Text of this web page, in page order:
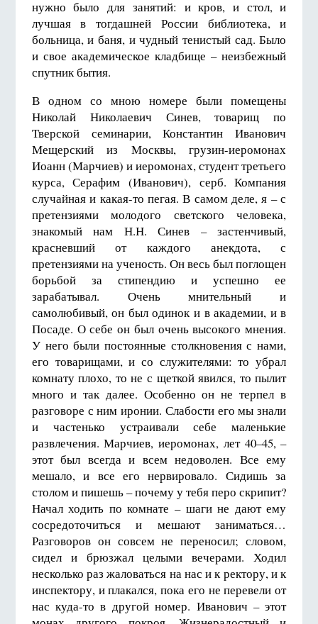
нужно было для занятий: и кров, и стол, и
лучшая в тогдашней России библиотека, и
больница, и баня, и чудный тенистый сад. Было
и свое академическое кладбище – неизбежный
спутник бытия.
В одном со мною номере были помещены
Николай Николаевич Синев, товарищ по
Тверской семинарии, Константин Иванович
Мещерский из Москвы, грузин-иеромонах
Иоанн (Марчиев) и иеромонах, студент третьего
курса, Серафим (Иванович), серб. Компания
случайная и какая-то пегая. В самом деле, я – с
претензиями молодого светского человека,
знакомый нам Н.Н. Синев – застенчивый,
красневший от каждого анекдота, с
претензиями на ученость. Он весь был поглощен
борьбой за стипендию и успешно ее
зарабатывал. Очень мнительный и
самолюбивый, он был одинок и в академии, и в
Посаде. О себе он был очень высокого мне­ния.
У него были постоянные столкновения с нами,
его товарищами, и со служителями: то убрал
комнату плохо, то не с щеткой явился, то пылит
много и так далее. Особенно он не терпел в
разговоре с ним иронии. Слабости его мы знали
и частенько устраивали себе маленькие
развлечения. Марчиев, иеромонах, лет 40–45, –
этот был всегда и всем недоволен. Все ему
мешало, и все его нервировало. Сидишь за
столом и пишешь – почему у тебя перо скрипит?
Начал ходить по комнате – шаги не дают ему
сосредоточиться и мешают заниматься…
Разговоров он совсем не переносил; словом,
сидел и брюзжал целыми вечерами. Ходил
несколько раз жаловаться на нас и к ректору, и к
инспектору, и плакался, пока его не перевели от
нас куда-то в другой номер. Иванович – этот